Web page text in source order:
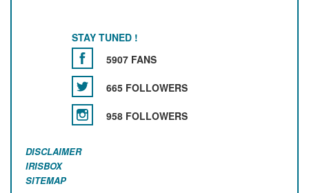
STAY TUNED !
5907 FANS
665 FOLLOWERS
958 FOLLOWERS
DISCLAIMER
IRISBOX
SITEMAP